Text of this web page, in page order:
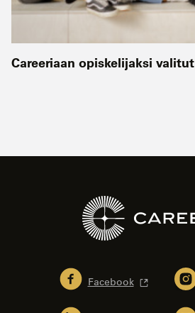
Careeriaan opiskelijaksi valitut
Facebook